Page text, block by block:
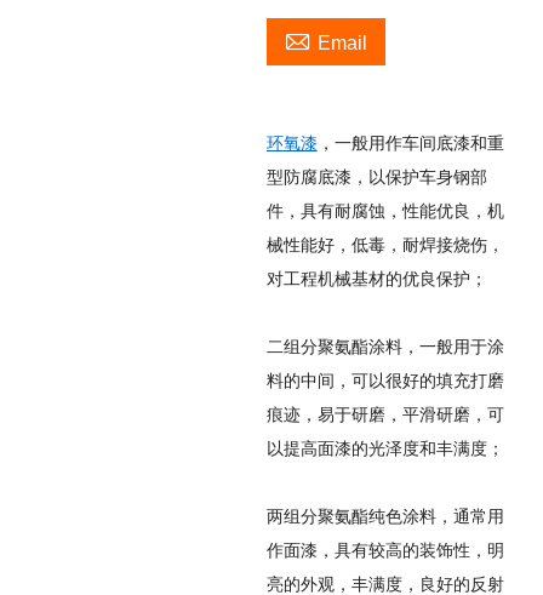
 Email
环氧漆，一般用作车间底漆和重
型防腐底漆，以保护车身钢部
件，具有耐腐蚀，性能优良，机
械性能好，低毒，耐焊接烧伤，
对工程机械基材的优良保护；
二组分聚氨酯涂料，一般用于涂
料的中间，可以很好的填充打磨
痕迹，易于研磨，平滑研磨，可
以提高面漆的光泽度和丰满度；
两组分聚氨酯纯色涂料，通常用
作面漆，具有较高的装饰性，明
亮的外观，丰满度，良好的反射